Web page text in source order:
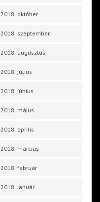
2018. október
2018. szeptember
2018. augusztus
2018. július
2018. június
2018. május
2018. április
2018. március
2018. február
2018. január